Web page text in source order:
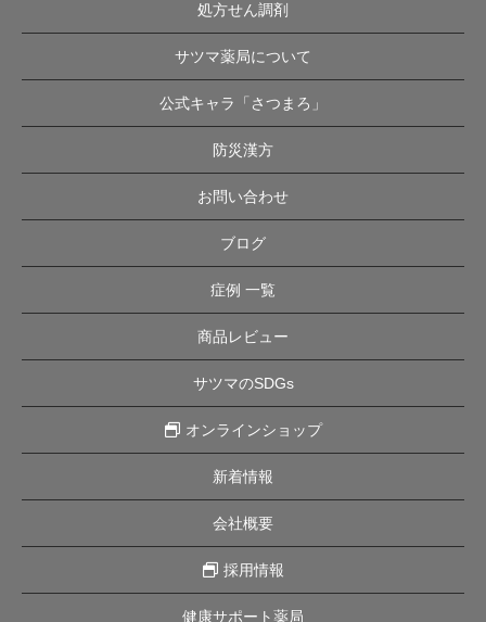
処方せん調剤
サツマ薬局について
公式キャラ「さつまろ」
防災漢方
お問い合わせ
ブログ
症例 一覧
商品レビュー
サツマのSDGs
オンラインショップ
新着情報
会社概要
採用情報
健康サポート薬局